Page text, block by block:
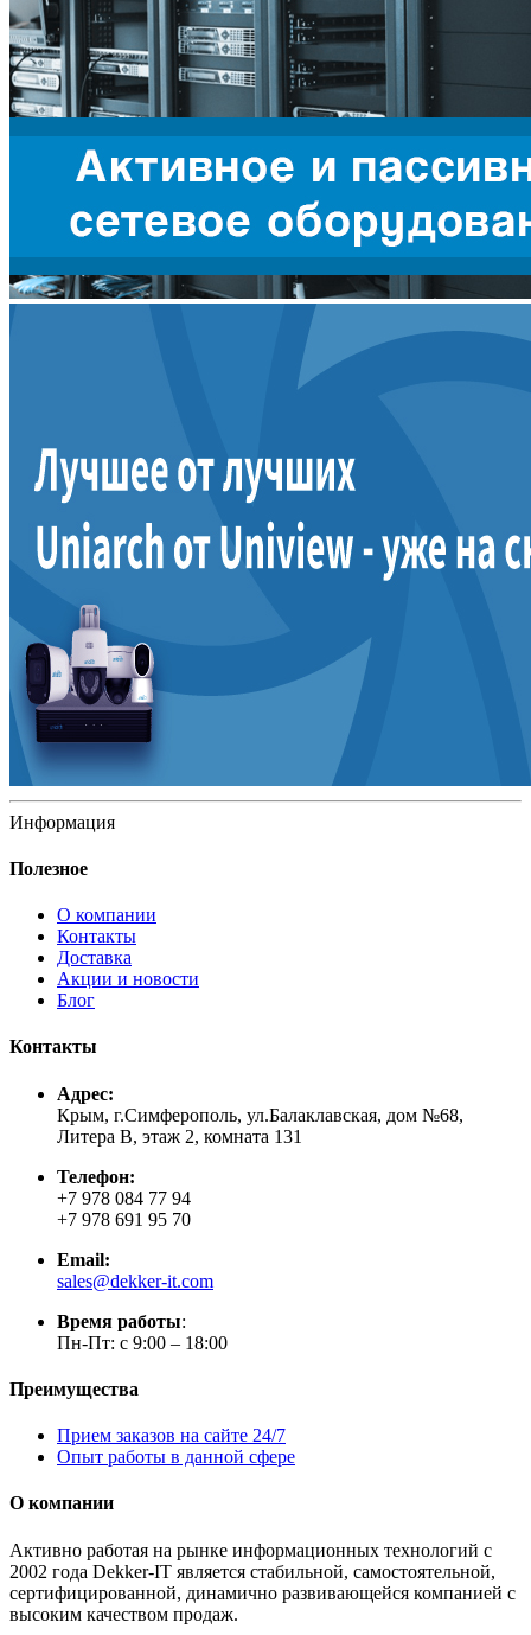
Информация
Полезное
О компании
Контакты
Доставка
Акции и новости
Блог
Контакты
Адрес:
Крым, г.Симферополь, ул.Балаклавская, дом №68,
Литера В, этаж 2, комната 131
Телефон:
+7 978 084 77 94
+7 978 691 95 70
Email:
sales@dekker-it.com
Время работы:
Пн-Пт: с 9:00 – 18:00
Преимущества
Прием заказов на сайте 24/7
Опыт работы в данной сфере
О компании
Активно работая на рынке информационных технологий с
2002 года Dekker-IT является стабильной, самостоятельной,
сертифицированной, динамично развивающейся компанией с
высоким качеством продаж.